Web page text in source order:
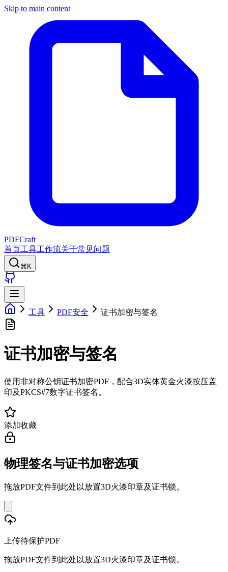
Skip to main content
PDFCraft
首页工具工作流关于常见问题
⌘K
工具 PDF安全 证书加密与签名
证书加密与签名
使用非对称公钥证书加密PDF，配合3D实体黄金火漆按压盖
印及PKCS#7数字证书签名。
添加收藏
物理签名与证书加密选项
拖放PDF文件到此处以放置3D火漆印章及证书锁。
上传待保护PDF
拖放PDF文件到此处以放置3D火漆印章及证书锁。